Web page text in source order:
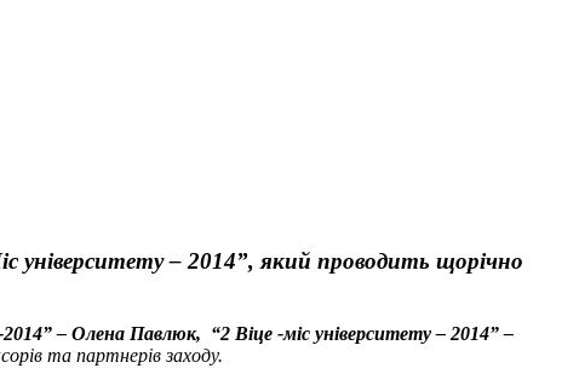
університету – 2014”, який проводить щорічно
– Олена Павлюк, “2 Віце -міс університету – 2014” –
та партнерів заходу.